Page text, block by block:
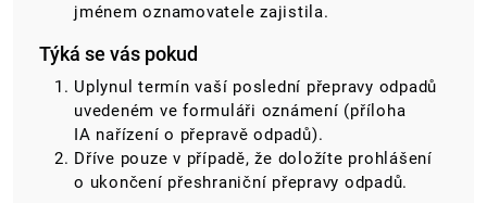
jménem oznamovatele zajistila.
Týká se vás pokud
Uplynul termín vaší poslední přepravy odpadů
uvedeném ve formuláři oznámení (příloha
IA nařízení o přepravě odpadů).
Dříve pouze v případě, že doložíte prohlášení
o ukončení přeshraniční přepravy odpadů.